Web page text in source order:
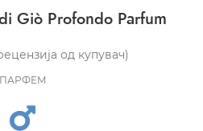
Giò Profondo Parfum
од купувач)
ПАРФЕМ